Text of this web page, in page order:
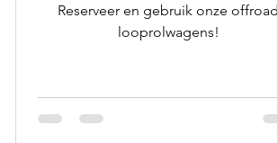
Reserveer en gebruik onze offroad
looprolwagens!